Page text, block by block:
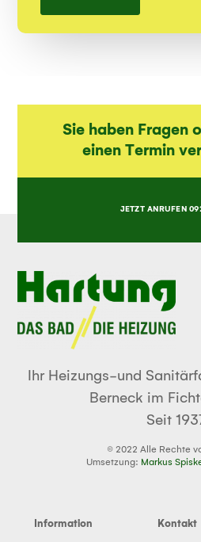
Sie haben Fragen
einen Termin
JETZT ANRUFEN
Ihr Heizungs-und
Berneck im
Seit
© 2022 Alle Rechte
Umsetzung: Markus
Information Kontakt